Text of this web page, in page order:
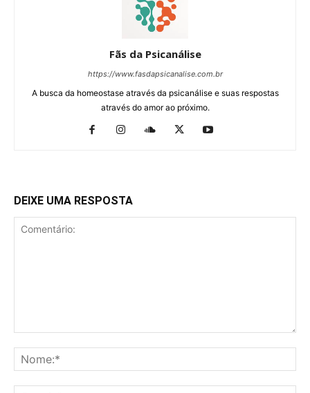
Fãs da Psicanálise
https://www.fasdapsicanalise.com.br
A busca da homeostase através da psicanálise e suas respostas
através do amor ao próximo.
DEIXE UMA RESPOSTA